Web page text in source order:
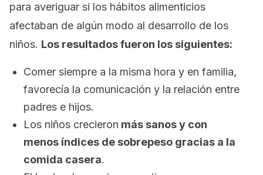
para averiguar si los hábitos alimenticios
afectaban de algún modo al desarrollo de los
niños. Los resultados fueron los siguientes:
Comer siempre a la misma hora y en familia,
favorecía la comunicación y la relación entre
padres e hijos.
Los niños crecieron más sanos y con
menos índices de sobrepeso gracias a la
comida casera.